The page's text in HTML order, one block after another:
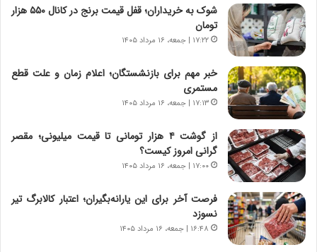
ا
ر
ن
ه
گ
ا
ه
ز
ی
شوک به خریداران؛ قفل قیمت برنج در کانال ۵۵۰ هزار
تومان
۱۷:۲۲ | جمعه، ۱۶ مرداد ۱۴۰۵
خبر مهم برای بازنشستگان؛ اعلام زمان و علت قطع
مستمری
۱۷:۱۳ | جمعه، ۱۶ مرداد ۱۴۰۵
از گوشت ۴ هزار تومانی تا قیمت میلیونی؛ مقصر
گرانی امروز کیست؟
۱۷:۰۰ | جمعه، ۱۶ مرداد ۱۴۰۵
فرصت آخر برای این یارانه‌بگیران؛ اعتبار کالابرگ تیر
نسوزد
۱۶:۴۸ | جمعه، ۱۶ مرداد ۱۴۰۵